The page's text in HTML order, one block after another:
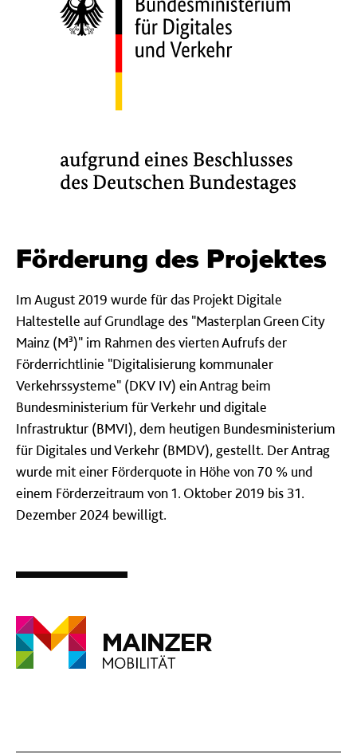
Förderung des Projektes
Im August 2019 wurde für das Projekt Digitale
Haltestelle auf Grundlage des "Masterplan Green City
Mainz (M³)" im Rahmen des vierten Aufrufs der
Förderrichtlinie "Digitalisierung kommunaler
Verkehrssysteme" (DKV IV) ein Antrag beim
Bundesministerium für Verkehr und digitale
Infrastruktur (BMVI), dem heutigen Bundesministerium
für Digitales und Verkehr (BMDV), gestellt. Der Antrag
wurde mit einer Förderquote in Höhe von 70 % und
einem Förderzeitraum von 1. Oktober 2019 bis 31.
Dezember 2024 bewilligt.